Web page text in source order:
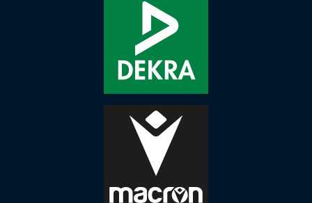
Diese Cookies dienen zur Erhebung von Statistiken zur
Medien & externe Dienste